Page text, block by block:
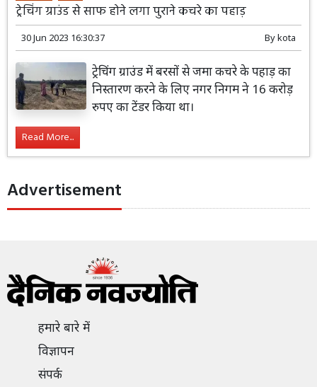
ट्रेचिंग ग्राउंड से साफ होने लगा पुराने कचरे का पहाड़
30 Jun 2023 16:30:37 Bykota
ट्रेचिंग ग्राउंड में बरसों से जमा कचरे के पहाड़ का
निस्तारण करने के लिए नगर निगम ने 16 करोड़
रुपए का टेंडर किया था।
Read More...
Advertisement
हमारे बारे में
विज्ञापन
संपर्क